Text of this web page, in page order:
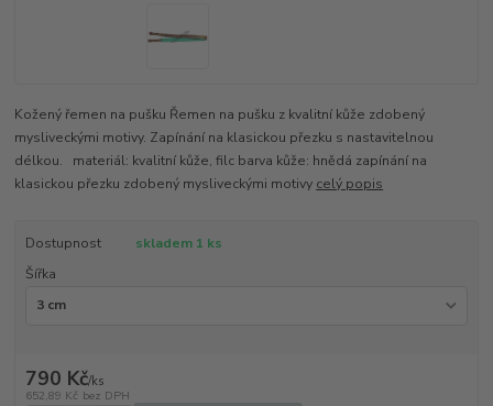
Kožený řemen na pušku Řemen na pušku z kvalitní kůže zdobený
mysliveckými motivy. Zapínání na klasickou přezku s nastavitelnou
délkou. materiál: kvalitní kůže, filc barva kůže: hnědá zapínání na
klasickou přezku zdobený mysliveckými motivy celý popis
Dostupnost
skladem 1 ks
Šířka
790 Kč/ks
652,89 Kč bez DPH